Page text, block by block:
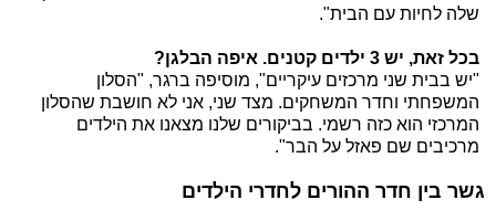
שלה לחיות עם הבית".
בכל זאת, יש 3 ילדים קטנים. איפה הבלגן?
"יש בבית שני מרכזים עיקריים", מוסיפה ברגר, "הסלון
המשפחתי וחדר המשחקים. מצד שני, אני לא חושבת שהסלון
המרכזי הוא כזה רשמי. בביקורים שלנו מצאנו את הילדים
מרכיבים שם פאזל על הבר".
גשר בין חדר ההורים לחדרי הילדים